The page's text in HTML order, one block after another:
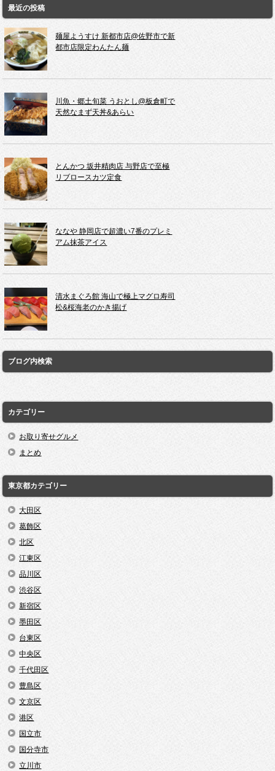
最近の投稿
麺屋ようすけ 新都市店@佐野市で新
都市店限定わんたん麺
川魚・郷土旬菜 うおとし@板倉町で
天然なまず天丼&あらい
とんかつ 坂井精肉店 与野店で至極
リブロースカツ定食
ななや 静岡店で超濃い7番のプレミ
アム抹茶アイス
清水まぐろ館 海山で極上マグロ寿司
松&桜海老のかき揚げ
ブログ内検索
カテゴリー
お取り寄せグルメ
まとめ
東京都カテゴリー
大田区
葛飾区
北区
江東区
品川区
渋谷区
新宿区
墨田区
台東区
中央区
千代田区
豊島区
文京区
港区
国立市
国分寺市
立川市